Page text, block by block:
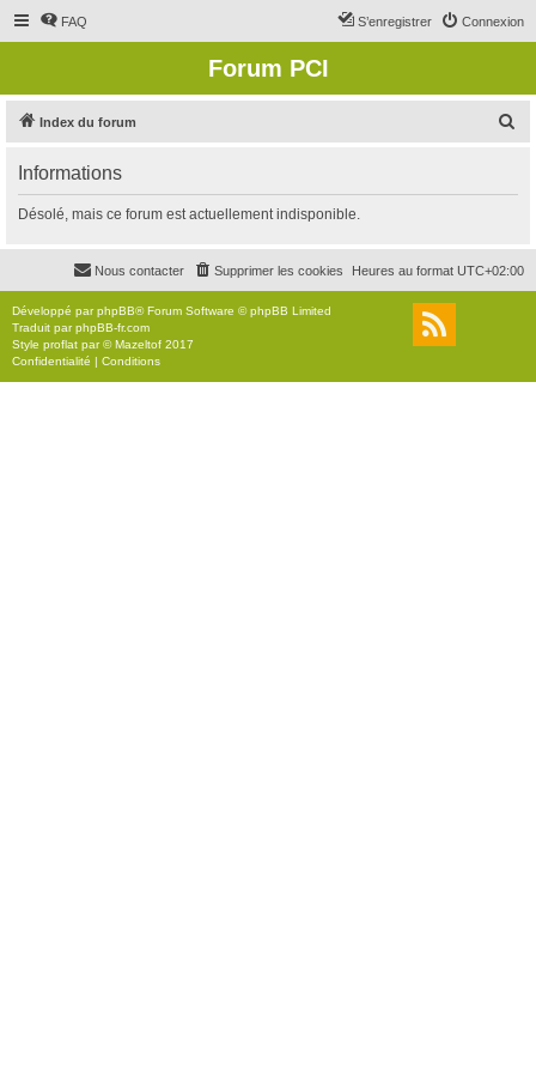
FAQ Connexion
S’enregistrer
Forum PCI
Index du forum
r
c
r
Informations
Désolé, mais ce forum est actuellement indisponible.
Heures au format UTC+02:00
Supprimer les cookies
Nous contacter
Développé parphpBB® Forum Software © phpBB Limited
Traduit parphpBB-fr.com
Style proflat par ©Mazeltof 2017
Confidentialité | Conditions